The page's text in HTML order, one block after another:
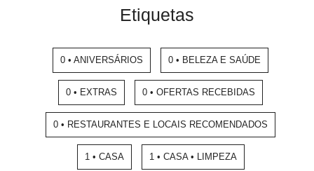
Etiquetas
0 • ANIVERSÁRIOS 0 • BELEZA E SAÚDE
0 • EXTRAS 0 • OFERTAS RECEBIDAS
0 • RESTAURANTES E LOCAIS RECOMENDADOS
1 • CASA 1 • CASA • LIMPEZA